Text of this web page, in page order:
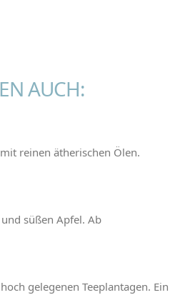
AUCH:
reinen ätherischen Ölen.
süßen Apfel. Ab
gelegenen Teeplantagen.